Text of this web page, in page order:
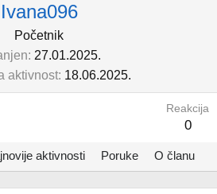
Ivana096
Početnik
27.01.2025.
aktivnost 18.06.2025.
Reakcija
0
aktivnosti Poruke O članu